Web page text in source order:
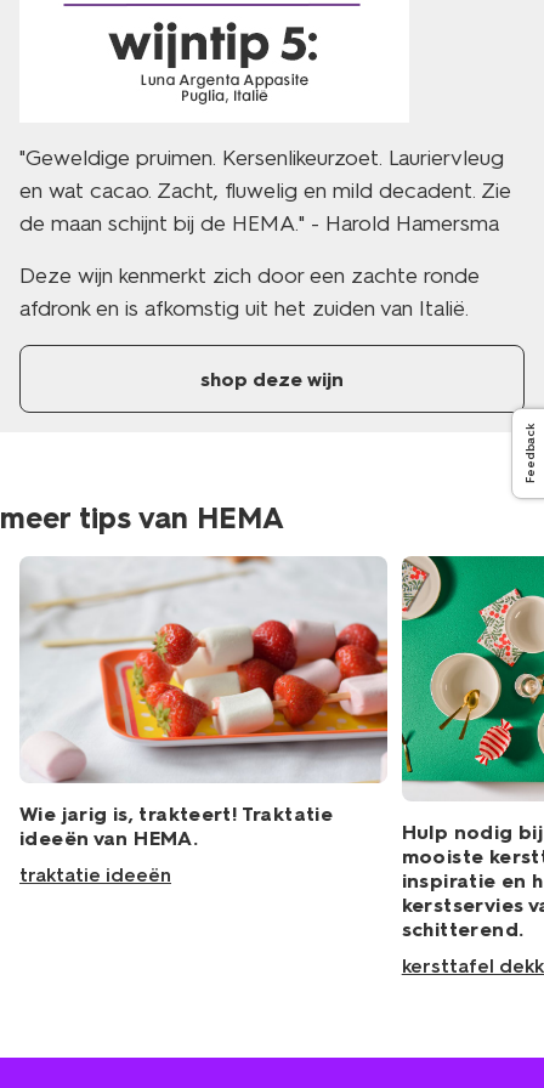
"Geweldige pruimen. Kersenlikeurzoet. Lauriervleug
en wat cacao. Zacht, fluwelig en mild decadent. Zie
de maan schijnt bij de HEMA." - Harold Hamersma
Deze wijn kenmerkt zich door een zachte ronde
afdronk en is afkomstig uit het zuiden van Italië.
shop deze wijn
meer tips van HEMA
Wie jarig is, trakteert! Traktatie
ideeën van HEMA.
traktatie ideeën
Hulp nodig
mooiste
inspiratie en
kerstservies
schitterend.
kersttafel
Feedback